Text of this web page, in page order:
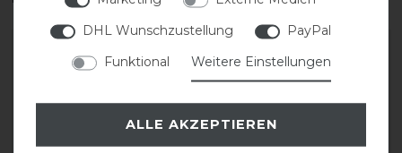
DHL Wunschzustellung
PayPal
Funktional
Weitere Einstellungen
ALLE AKZEPTIEREN